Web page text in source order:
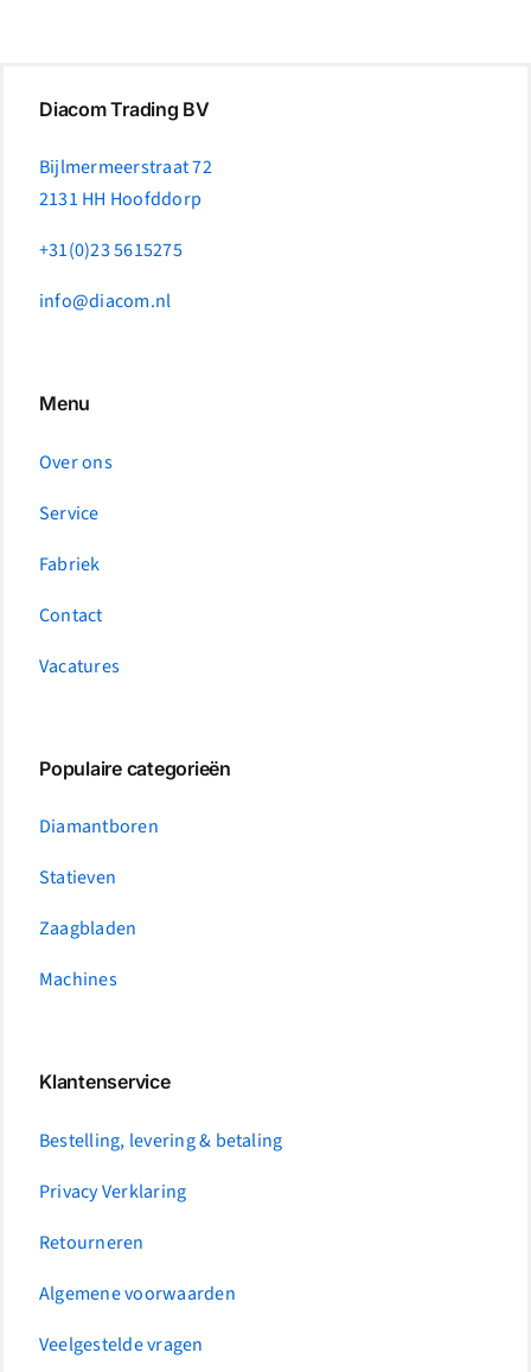
Diacom Trading BV
Bijlmermeerstraat 72
2131 HH Hoofddorp
+31(0)23 5615275
info@diacom.nl
Menu
Over ons
Service
Fabriek
Contact
Vacatures
Populaire categorieën
Diamantboren
Statieven
Zaagbladen
Machines
Klantenservice
Bestelling, levering & betaling
Privacy Verklaring
Retourneren
Algemene voorwaarden
Veelgestelde vragen